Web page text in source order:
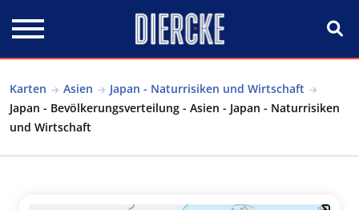
Karten Asien
Japan - Naturrisiken und Wirtschaft
Japan - Bevölkerungsverteilung - Asien - Japan - Naturrisiken
und Wirtschaft